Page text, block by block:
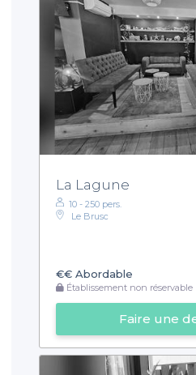
La Lagune
10 - 250 pers.
Le Brusc
€€ Abordable
Établissement non réservable
Faire une